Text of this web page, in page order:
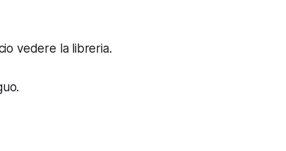
vedere la libreria.